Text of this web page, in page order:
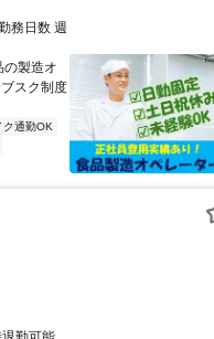
務日数 週
の製造オ
スク制度
ク通勤OK